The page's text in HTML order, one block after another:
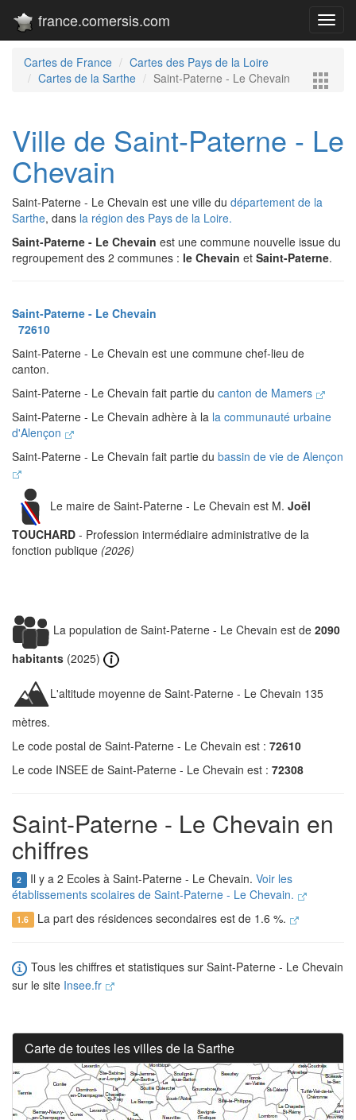
france.comersis.com
Cartes de France
Cartes des Pays de la Loire
Cartes de la Sarthe
Saint-Paterne - Le Chevain
Ville de Saint-Paterne - Le
Chevain
Saint-Paterne - Le Chevain est une ville du département de la
Sarthe, dans la région des Pays de la Loire.
Saint-Paterne - Le Chevain est une commune nouvelle issue du
regroupement des 2 communes : le Chevain et Saint-Paterne.
Saint-Paterne - Le Chevain
72610
Saint-Paterne - Le Chevain est une commune chef-lieu de
canton.
Saint-Paterne - Le Chevain fait partie du canton de Mamers
Saint-Paterne - Le Chevain adhère à la la communauté urbaine
d'Alençon
Saint-Paterne - Le Chevain fait partie du bassin de vie de Alençon
Le maire de Saint-Paterne - Le Chevain est M. Joël
TOUCHARD - Profession intermédiaire administrative de la
fonction publique (2026)
La population de Saint-Paterne - Le Chevain est de 2090
habitants (2025)
L'altitude moyenne de Saint-Paterne - Le Chevain 135
mètres.
Le code postal de Saint-Paterne - Le Chevain est : 72610
Le code INSEE de Saint-Paterne - Le Chevain est : 72308
Saint-Paterne - Le Chevain en
chiffres
2 Il y a 2 Ecoles à Saint-Paterne - Le Chevain. Voir les
établissements scolaires de Saint-Paterne - Le Chevain.
1.6 La part des résidences secondaires est de 1.6 %.
Tous les chiffres et statistiques sur Saint-Paterne - Le Chevain
sur le site Insee.fr
Carte de toutes les villes de la Sarthe